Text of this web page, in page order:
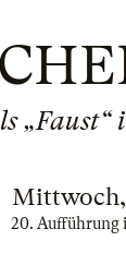
„Faust“
20. Aufführung